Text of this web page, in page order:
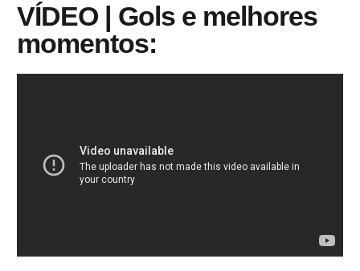
VÍDEO | Gols e melhores
momentos: